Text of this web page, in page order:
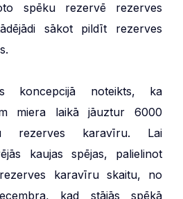
spēku rezervē rezerves
sākot pildīt rezerves
koncepcijā noteikts, ka
miera laikā jāuztur 6000
rezerves karavīru. Lai
kaujas spējas, palielinot
karavīru skaitu, no
kad stājās spēkā